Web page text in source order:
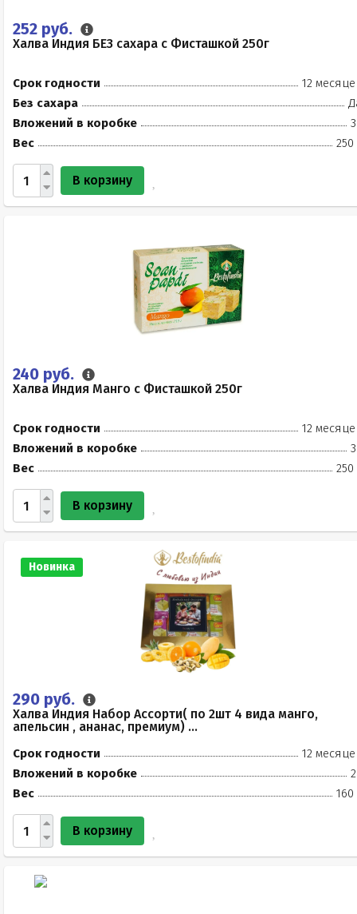
252 руб.
Халва Индия БЕЗ сахара с Фисташкой 250г
Срок годности
12
Без сахара
Вложений в коробке
Вес
250
В корзину
240 руб.
Халва Индия Манго с Фисташкой 250г
Срок годности
12
Вложений в коробке
Вес
250
В корзину
Новинка
290 руб.
Халва Индия Набор Ассорти( по 2шт 4 вида манго,
апельсин , ананас, премиум) ...
Срок годности
12
Вложений в коробке
Вес
160
В корзину